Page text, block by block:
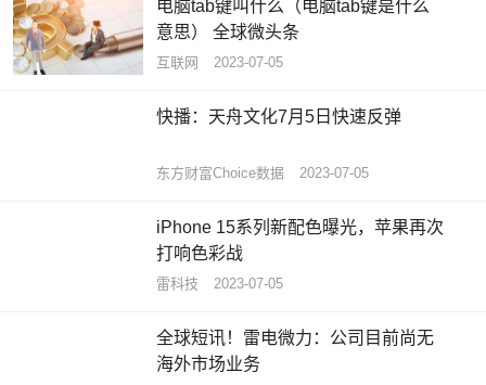
电脑tab键叫什么（电脑tab键是什么
意思） 全球微头条
互联网 2023-07-05
快播：天舟文化7月5日快速反弹
东方财富Choice数据 2023-07-05
iPhone 15系列新配色曝光，苹果再次
打响色彩战
雷科技 2023-07-05
全球短讯！雷电微力：公司目前尚无
海外市场业务